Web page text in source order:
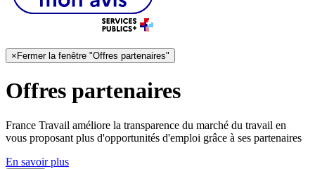
× Fermer la fenêtre "Offres partenaires"
Offres partenaires
France Travail améliore la transparence du marché du travail en
vous proposant plus d'opportunités d'emploi grâce à ses partenaires
En savoir plus